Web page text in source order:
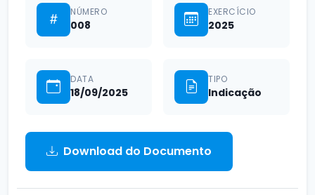
NÚMERO
008
EXERCÍCIO
2025
DATA
18/09/2025
TIPO
Indicação
Download do Documento